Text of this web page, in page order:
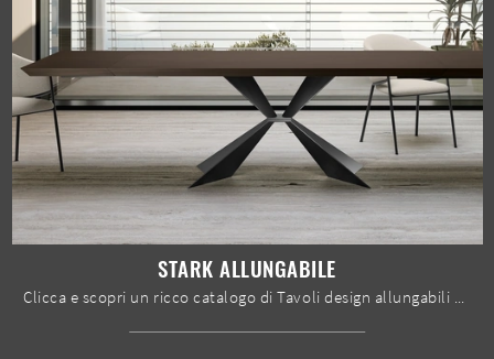
STARK ALLUNGABILE
Clicca e scopri un ricco catalogo di Tavoli design allungabili da pranzo! Il modello Stark Allungabile di Stones ti aspetta.